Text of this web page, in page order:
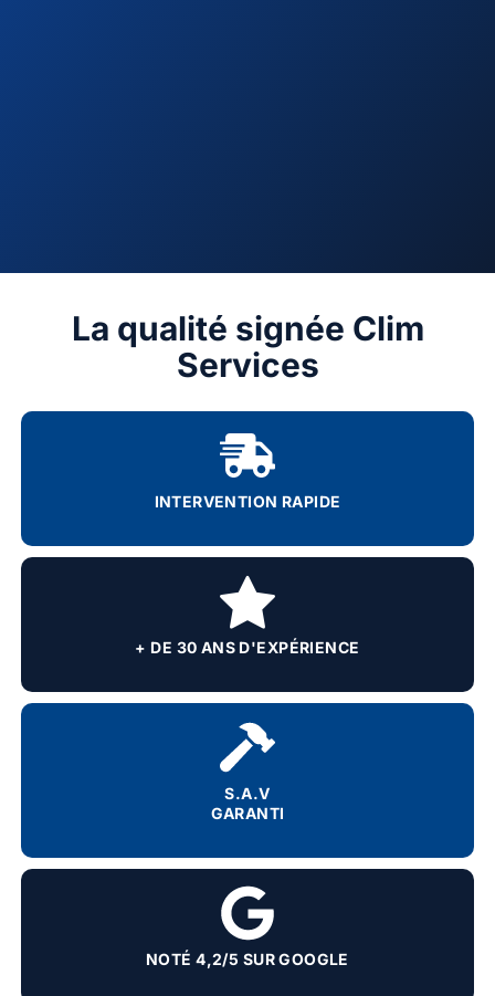
La qualité signée Clim
Services
INTERVENTION RAPIDE
+ DE 30 ANS D'EXPÉRIENCE
S.A.V
GARANTI
NOTÉ 4,2/5 SUR GOOGLE